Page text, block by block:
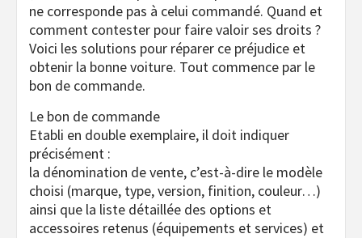
ne corresponde pas à celui commandé. Quand et
comment contester pour faire valoir ses droits ?
Voici les solutions pour réparer ce préjudice et
obtenir la bonne voiture. Tout commence par le
bon de commande.
Le bon de commande
Etabli en double exemplaire, il doit indiquer
précisément :
la dénomination de vente, c’est-à-dire le modèle
choisi (marque, type, version, finition, couleur…)
ainsi que la liste détaillée des options et
accessoires retenus (équipements et services) et